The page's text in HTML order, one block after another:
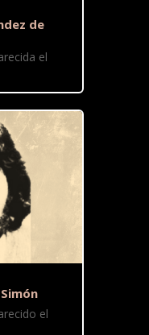
de
el
el